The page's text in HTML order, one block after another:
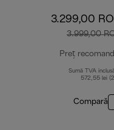
3.299,00
3.999,00
Preț
Sumă TVA
572,55 lei
Compară